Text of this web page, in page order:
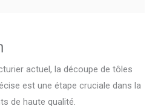
actuel, la découpe de tôles
est une étape cruciale dans la
de haute qualité.